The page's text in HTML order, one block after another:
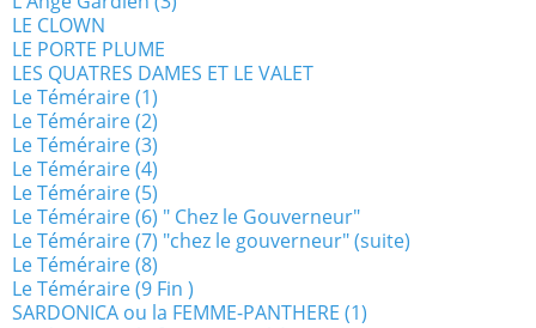
LE CLOWN
LE PORTE PLUME
LES QUATRES DAMES ET LE VALET
Le Téméraire (1)
Le Téméraire (2)
Le Téméraire (3)
Le Téméraire (4)
Le Téméraire (5)
Le Téméraire (6) " Chez le Gouverneur"
Le Téméraire (7) "chez le gouverneur" (suite)
Le Téméraire (8)
Le Téméraire (9 Fin )
SARDONICA ou la FEMME-PANTHERE (1)